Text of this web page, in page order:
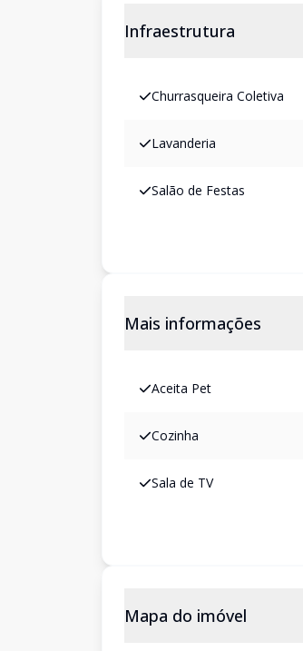
Infraestrutura
Churrasqueira Coletiva
Lavanderia
Salão de Festas
Mais informações
Aceita Pet
Cozinha
Sala de TV
Mapa do imóvel